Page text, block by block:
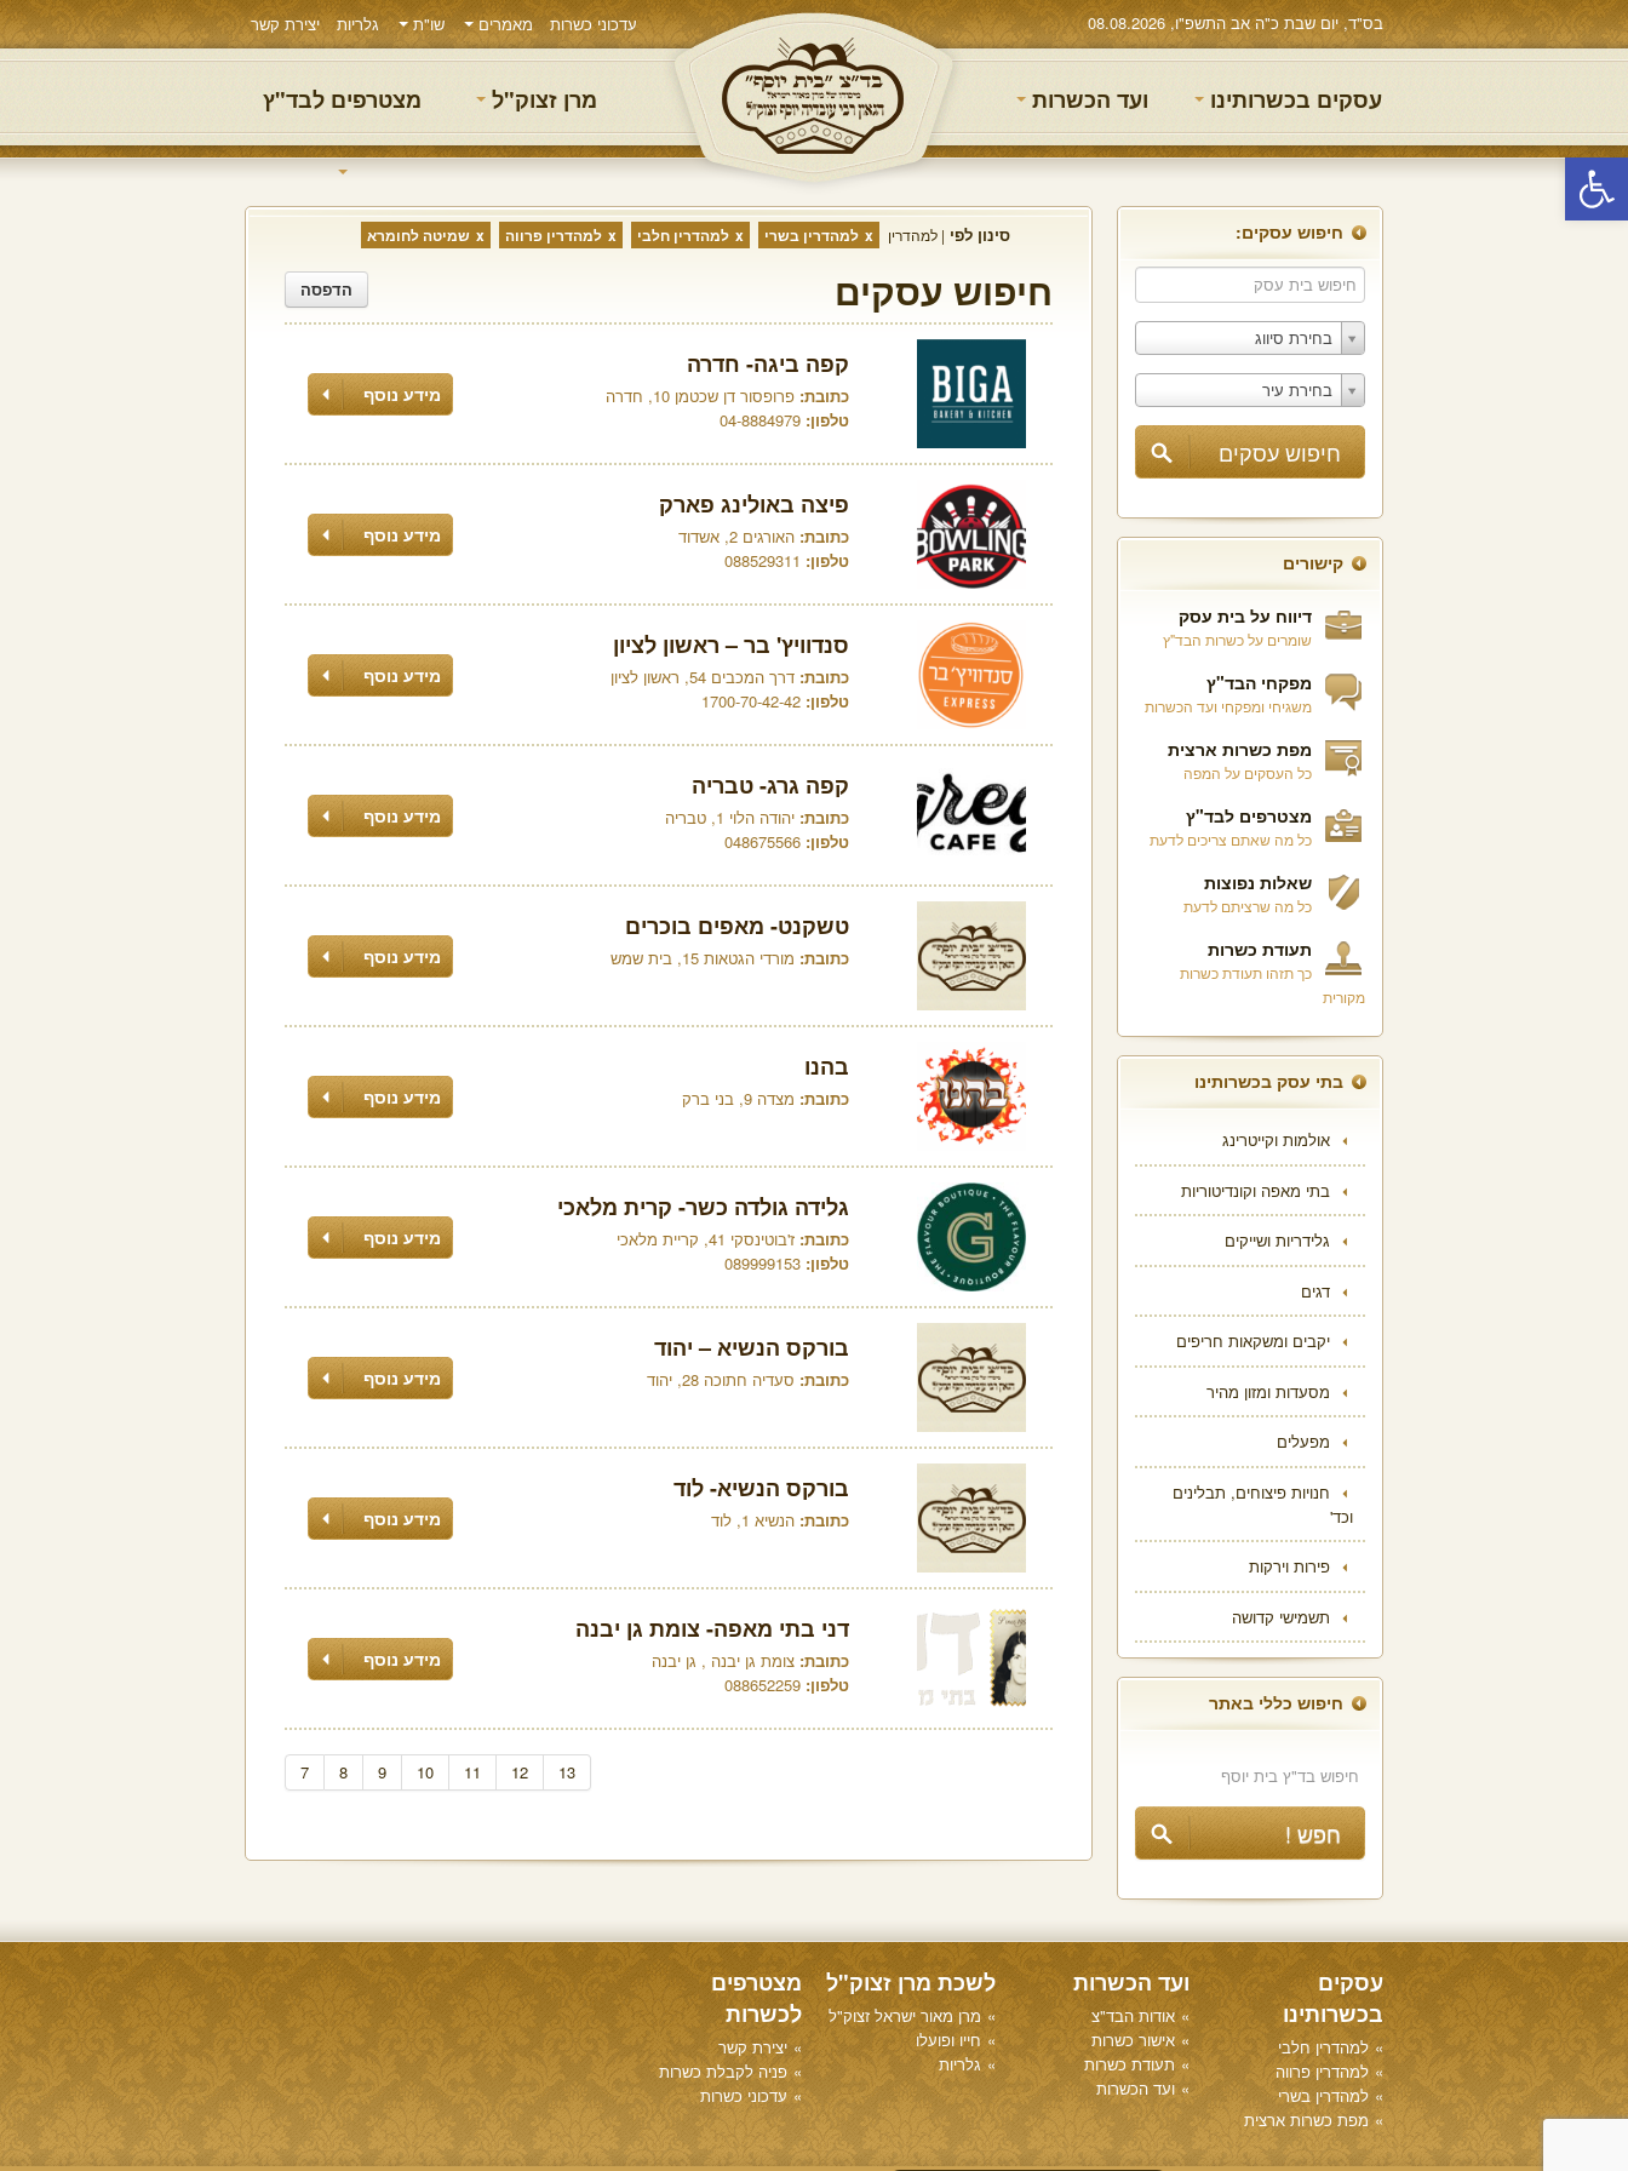
פתח סרגל נגישות
בס"ד, יום שבת כ"ה אב התשפ"ו, 08.08.2026 עדכוני כשרות מאמרים שו"ת גלריות יצירת קשר
עסקים בכשרותינו ועד הכשרות מרן זצוק"ל מצטרפים לבד"ץ
חיפוש עסקים:
בחירת סיווג
בחירת עיר
קישורים
דיווח על בית עסק
שומרים על כשרות הבד"ץ
מפקחי הבד"ץ
משגיחי ומפקחי ועד הכשרות
מפת כשרות ארצית
כל העסקים על המפה
מצטרפים לבד"ץ
כל מה שאתם צריכים לדעת
שאלות נפוצות
כל מה שרציתם לדעת
תעודת כשרות
כך תזהו תעודת כשרות
מקורית
בתי עסק בכשרותינו
אולמות וקייטרינג
בתי מאפה וקונדיטוריות
גלידריות ושייקים
דגים
יקבים ומשקאות חריפים
מסעדות ומזון מהיר
מפעלים
חנויות פיצוחים, תבלינים
וכד'
פירות וירקות
תשמישי קדושה
חיפוש כללי באתר
סינון לפי למהדרין למהדרין בשרי למהדרין חלבי למהדרין פרווה שמיטה לחומרא
חיפוש עסקים הדפסה
קפה ביגה- חדרה
כתובת: פרופסור דן שכטמן 10, חדרה
טלפון: 04-8884979
מידע נוסף
פיצה באולינג פארק
כתובת: האורגים 2, אשדוד
טלפון: 088529311
מידע נוסף
סנדוויץ' בר – ראשון לציון
כתובת: דרך המכבים 54, ראשון לציון
טלפון: 1700-70-42-42
מידע נוסף
קפה גרג- טבריה
כתובת: יהודה הלוי 1, טבריה
טלפון: 048675566
מידע נוסף
טשקנט- מאפים בוכרים
כתובת: מורדי הגטאות 15, בית שמש מידע נוסף
בהנו
כתובת: מצדה 9, בני ברק מידע נוסף
גלידה גולדה כשר- קרית מלאכי
כתובת: ז'בוטינסקי 41, קריית מלאכי
טלפון: 089999153
מידע נוסף
בורקס הנשיא – יהוד
כתובת: סעדיה חתוכה 28, יהוד מידע נוסף
בורקס הנשיא- לוד
כתובת: הנשיא 1, לוד מידע נוסף
דני בתי מאפה- צומת גן יבנה
כתובת: צומת גן יבנה , גן יבנה
טלפון: 088652259
מידע נוסף
7 8 9 10 11 12 13
עסקים
בכשרותינו
למהדרין חלבי
למהדרין פרווה
למהדרין בשרי
מפת כשרות ארצית
ועד הכשרות
אודות הבד"צ
אישור כשרות
תעודת כשרות
ועד הכשרות
לשכת מרן זצוק"ל
מרן מאור ישראל זצוק"ל
חייו ופועלו
גלריות
מצטרפים
לכשרות
יצירת קשר
פניה לקבלת כשרות
עדכוני כשרות